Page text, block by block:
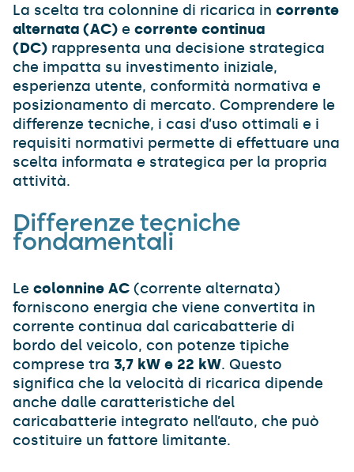
La scelta tra colonnine di ricarica in corrente
alternata (AC) e corrente continua
(DC) rappresenta una decisione strategica
che impatta su investimento iniziale,
esperienza utente, conformità normativa e
posizionamento di mercato. Comprendere le
differenze tecniche, i casi d’uso ottimali e i
requisiti normativi permette di effettuare una
scelta informata e strategica per la propria
attività.
Differenze tecniche
fondamentali
Le colonnine AC (corrente alternata)
forniscono energia che viene convertita in
corrente continua dal caricabatterie di
bordo del veicolo, con potenze tipiche
comprese tra 3,7 kW e 22 kW. Questo
significa che la velocità di ricarica dipende
anche dalle caratteristiche del
caricabatterie integrato nell’auto, che può
costituire un fattore limitante.